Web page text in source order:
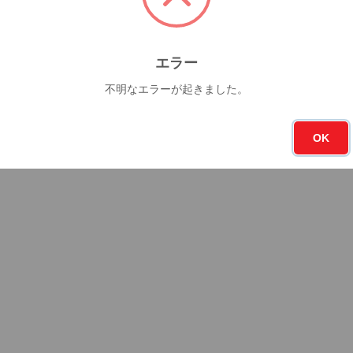
エラー
不明なエラーが起きました。
OK